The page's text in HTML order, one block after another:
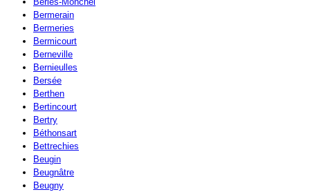
Bermerain
Bermeries
Bermicourt
Berneville
Bernieulles
Bersée
Berthen
Bertincourt
Bertry
Béthonsart
Bettrechies
Beugin
Beugnâtre
Beugny